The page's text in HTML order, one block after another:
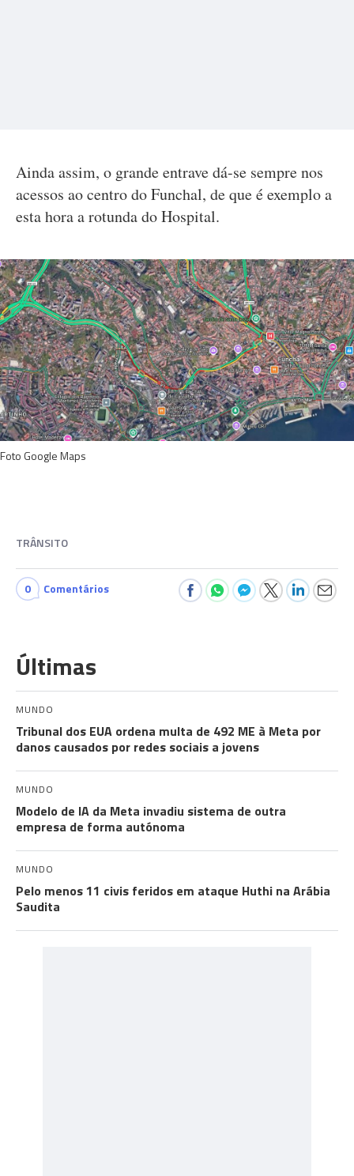
Ainda assim, o grande entrave dá-se sempre nos
acessos ao centro do Funchal, de que é exemplo a
esta hora a rotunda do Hospital.
Foto Google Maps
TRÂNSITO
0 Comentários
Últimas
MUNDO
Tribunal dos EUA ordena multa de 492 ME à Meta por
danos causados por redes sociais a jovens
MUNDO
Modelo de IA da Meta invadiu sistema de outra
empresa de forma autónoma
MUNDO
Pelo menos 11 civis feridos em ataque Huthi na Arábia
Saudita